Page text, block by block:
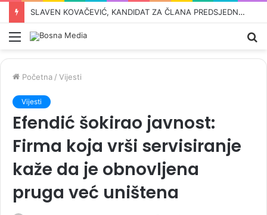
MUK U LAKTAŠIMA I BANJOJ LUCI: Evo šta piše u zahtjevu za ponovnim uvođenjem sankcija političarima u RS-u…
Meni
Početna / Vijesti
Vijesti
Efendić šokirao javnost:
Firma koja vrši servisiranje
kaže da je obnovljena
pruga već uništena